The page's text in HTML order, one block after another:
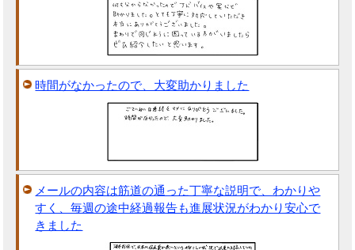
時間がなかったので、大変助かりました
メールの内容は筋道の通った丁寧な説明で、わかりや
すく、毎週の途中経過報告も進展状況がわかり安心で
きました